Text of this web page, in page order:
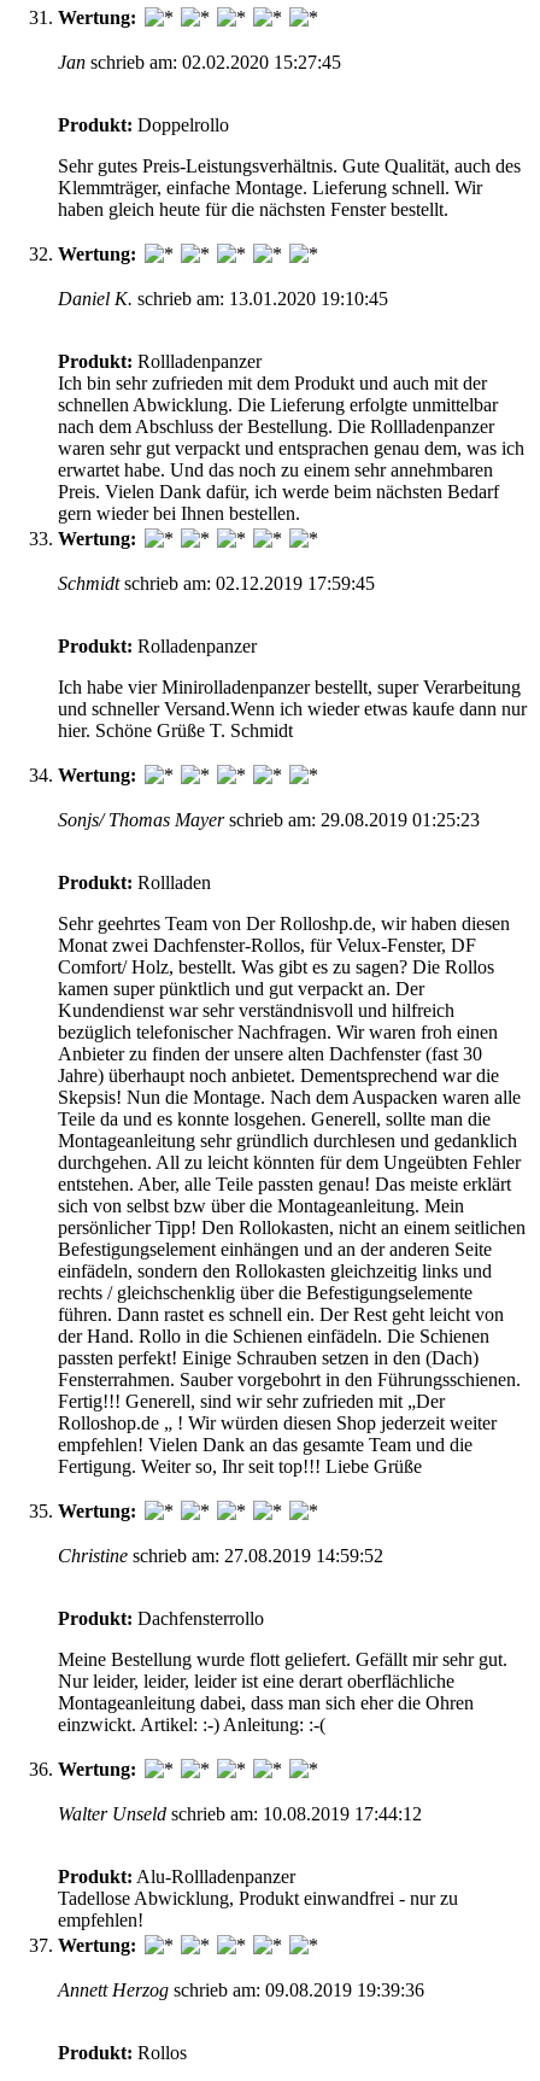
Wertung:
Jan schrieb am: 02.02.2020 15:27:45
Produkt: Doppelrollo
Sehr gutes Preis-Leistungsverhältnis. Gute Qualität, auch des
Klemmträger, einfache Montage. Lieferung schnell. Wir
haben gleich heute für die nächsten Fenster bestellt.
Wertung:
Daniel K. schrieb am: 13.01.2020 19:10:45
Produkt: Rollladenpanzer
Ich bin sehr zufrieden mit dem Produkt und auch mit der
schnellen Abwicklung. Die Lieferung erfolgte unmittelbar
nach dem Abschluss der Bestellung. Die Rollladenpanzer
waren sehr gut verpackt und entsprachen genau dem, was ich
erwartet habe. Und das noch zu einem sehr annehmbaren
Preis. Vielen Dank dafür, ich werde beim nächsten Bedarf
gern wieder bei Ihnen bestellen.
Wertung:
Schmidt schrieb am: 02.12.2019 17:59:45
Produkt: Rolladenpanzer
Ich habe vier Minirolladenpanzer bestellt, super Verarbeitung
und schneller Versand.Wenn ich wieder etwas kaufe dann nur
hier. Schöne Grüße T. Schmidt
Wertung:
Sonjs/ Thomas Mayer schrieb am: 29.08.2019 01:25:23
Produkt: Rollladen
Sehr geehrtes Team von Der Rolloshp.de, wir haben diesen
Monat zwei Dachfenster-Rollos, für Velux-Fenster, DF
Comfort/ Holz, bestellt. Was gibt es zu sagen? Die Rollos
kamen super pünktlich und gut verpackt an. Der
Kundendienst war sehr verständnisvoll und hilfreich
bezüglich telefonischer Nachfragen. Wir waren froh einen
Anbieter zu finden der unsere alten Dachfenster (fast 30
Jahre) überhaupt noch anbietet. Dementsprechend war die
Skepsis! Nun die Montage. Nach dem Auspacken waren alle
Teile da und es konnte losgehen. Generell, sollte man die
Montageanleitung sehr gründlich durchlesen und gedanklich
durchgehen. All zu leicht könnten für dem Ungeübten Fehler
entstehen. Aber, alle Teile passten genau! Das meiste erklärt
sich von selbst bzw über die Montageanleitung. Mein
persönlicher Tipp! Den Rollokasten, nicht an einem seitlichen
Befestigungselement einhängen und an der anderen Seite
einfädeln, sondern den Rollokasten gleichzeitig links und
rechts / gleichschenklig über die Befestigungselemente
führen. Dann rastet es schnell ein. Der Rest geht leicht von
der Hand. Rollo in die Schienen einfädeln. Die Schienen
passten perfekt! Einige Schrauben setzen in den (Dach)
Fensterrahmen. Sauber vorgebohrt in den Führungsschienen.
Fertig!!! Generell, sind wir sehr zufrieden mit „Der
Rolloshop.de „ ! Wir würden diesen Shop jederzeit weiter
empfehlen! Vielen Dank an das gesamte Team und die
Fertigung. Weiter so, Ihr seit top!!! Liebe Grüße
Wertung:
Christine schrieb am: 27.08.2019 14:59:52
Produkt: Dachfensterrollo
Meine Bestellung wurde flott geliefert. Gefällt mir sehr gut.
Nur leider, leider, leider ist eine derart oberflächliche
Montageanleitung dabei, dass man sich eher die Ohren
einzwickt. Artikel: :-) Anleitung: :-(
Wertung:
Walter Unseld schrieb am: 10.08.2019 17:44:12
Produkt: Alu-Rollladenpanzer
Tadellose Abwicklung, Produkt einwandfrei - nur zu
empfehlen!
Wertung:
Annett Herzog schrieb am: 09.08.2019 19:39:36
Produkt: Rollos